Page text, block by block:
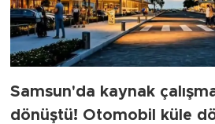
Samsun'da kaynak
dönüştü! Otomobil küle